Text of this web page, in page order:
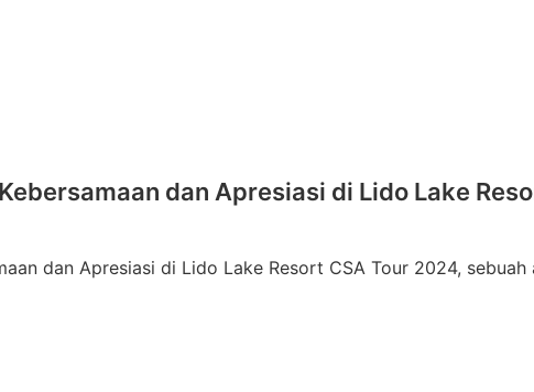
dan Apresiasi di Lido Lake
dan Apresiasi di Lido Lake Resort CSA Tour 2024, sebuah